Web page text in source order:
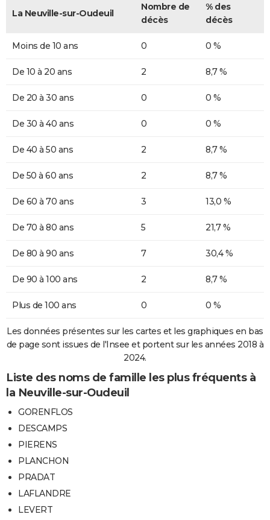
La Neuville-sur-Oudeuil
Nombre de
décès
% des
décès
Moins de 10 ans 0 0 %
De 10 à 20 ans 2 8,7 %
De 20 à 30 ans 0 0 %
De 30 à 40 ans 0 0 %
De 40 à 50 ans 2 8,7 %
De 50 à 60 ans 2 8,7 %
De 60 à 70 ans 3 13,0 %
De 70 à 80 ans 5 21,7 %
De 80 à 90 ans 7 30,4 %
De 90 à 100 ans 2 8,7 %
Plus de 100 ans 0 0 %
Les données présentes sur les cartes et les graphiques en bas
de page sont issues de l'Insee et portent sur les années 2018 à
2024.
Liste des noms de famille les plus fréquents à
la Neuville-sur-Oudeuil
GORENFLOS
DESCAMPS
PIERENS
PLANCHON
PRADAT
LAFLANDRE
LEVERT